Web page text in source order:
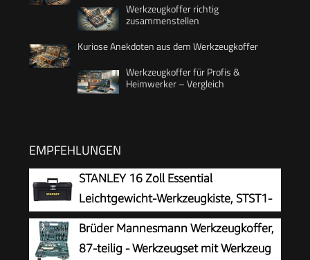
Werkzeugkoffer richtig
zusammenstellen
Kuriose Anekdoten aus dem Werkzeugkoffer
Werkzeugkoffer für Profis &
Heimwerker – Vergleich
EMPFEHLUNGEN
STANLEY 16 Zoll Essential
Leichtgewicht-Werkzeugkiste, STST1-
75518
Brüder Mannesmann Werkzeugkoffer,
87-teilig - Werkzeugset mit Werkzeug